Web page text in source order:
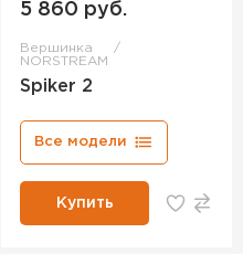
5 860 руб.
Вершинка
NORSTREAM
Spiker 2
Все модели
Купить